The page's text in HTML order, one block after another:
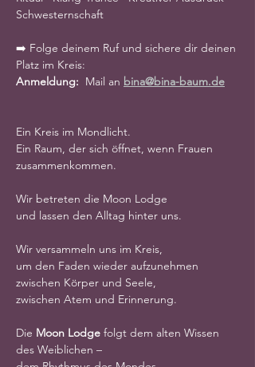
Schwesternschaft
➡️ Folge deinem Ruf und sichere dir deinen
Platz im Kreis:
Anmeldung: Mail an bina@bina-baum.de
Ein Kreis im Mondlicht.
Ein Raum, der sich öffnet, wenn Frauen
zusammenkommen.
Wir betreten die Moon Lodge
und lassen den Alltag hinter uns.
Wir versammeln uns im Kreis,
um den Faden wieder aufzunehmen
zwischen Körper und Seele,
zwischen Atem und Erinnerung.
Die Moon Lodge folgt dem alten Wissen
des Weiblichen –